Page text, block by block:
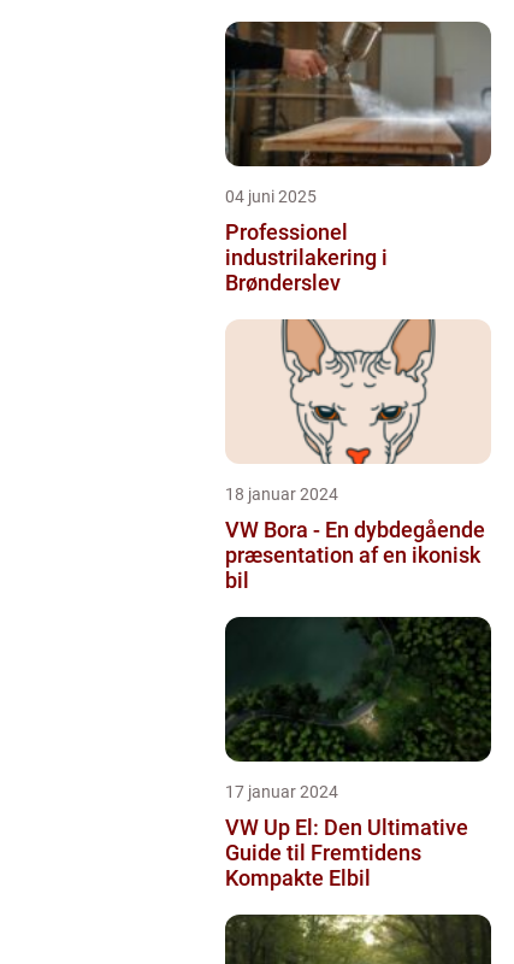
04 juni 2025
Professionel
industrilakering i
Brønderslev
18 januar 2024
VW Bora - En dybdegående
præsentation af en ikonisk
bil
17 januar 2024
VW Up El: Den Ultimative
Guide til Fremtidens
Kompakte Elbil